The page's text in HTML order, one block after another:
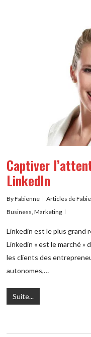
Captiver
LinkedIn
ByFabienne Articles de
Business,Marketing
Linkedin est le plus grand
Linkedin « est le marché »
les clients des
autonomes,…
Suite...